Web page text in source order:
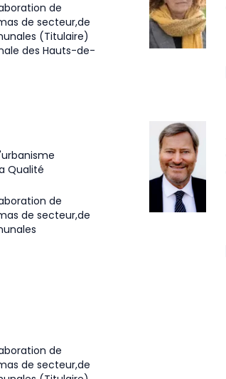
de
de secteur,de
(Titulaire)
des Hauts-de-
Qualité
de
de secteur,de
de
de secteur,de